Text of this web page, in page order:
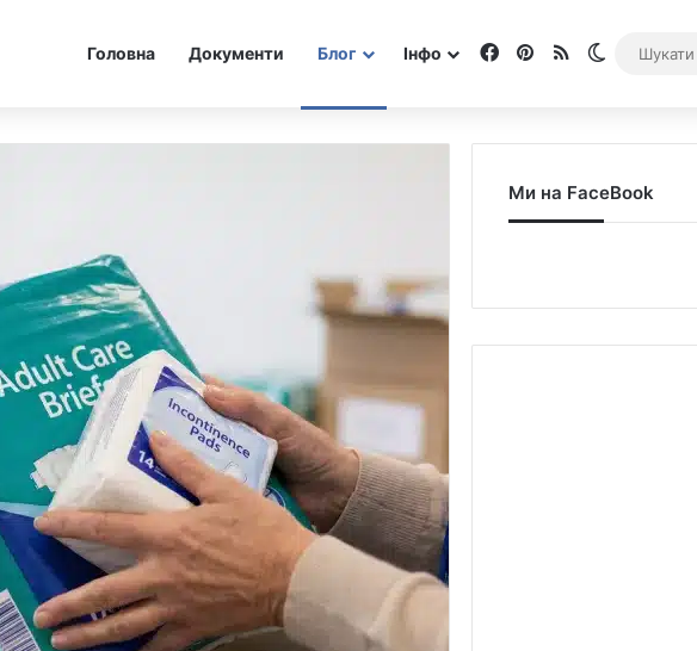
Головна Документи Блог Інфо Facebook
Pinterest
RSS Switch skin
Ми на FaceBook